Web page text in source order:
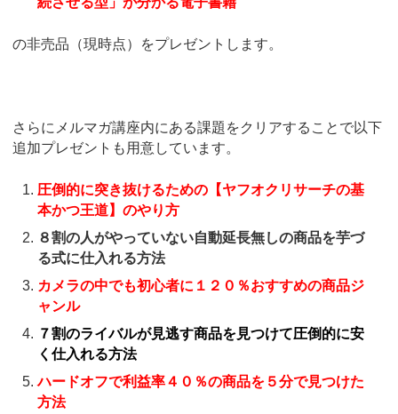
の非売品（現時点）をプレゼントします。
さらにメルマガ講座内にある課題をクリアすることで以下
追加プレゼントも用意しています。
圧倒的に突き抜けるための【ヤフオクリサーチの基
本かつ王道】のやり方
８割の人がやっていない自動延長無しの商品を芋づ
る式に仕入れる方法
カメラの中でも初心者に１２０％おすすめの商品ジ
ャンル
７割のライバルが見逃す商品を見つけて圧倒的に安
く仕入れる方法
ハードオフで利益率４０％の商品を５分で見つけた
方法